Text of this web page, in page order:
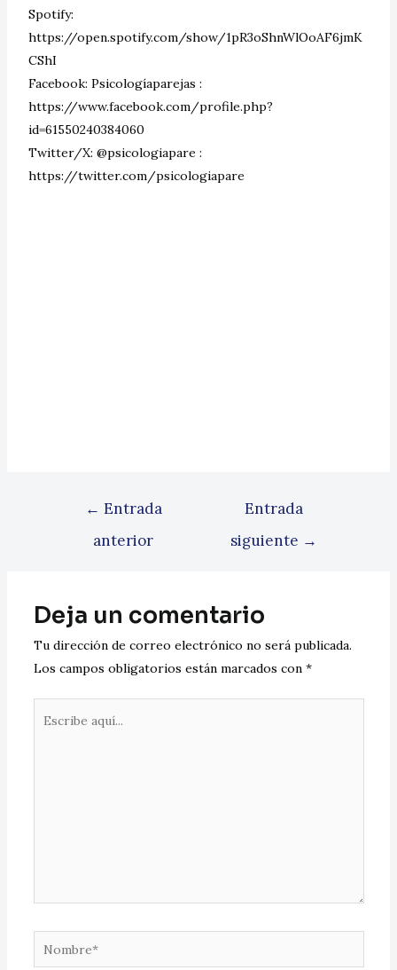
Spotify:
https://open.spotify.com/show/1pR3oShnWlOoAF6jmK
CShI
Facebook: Psicologíaparejas :
https://www.facebook.com/profile.php?
id=61550240384060
Twitter/X: @psicologiapare :
https://twitter.com/psicologiapare
← Entrada
anterior
Entrada
siguiente →
Deja un comentario
Tu dirección de correo electrónico no será publicada.
Los campos obligatorios están marcados con *